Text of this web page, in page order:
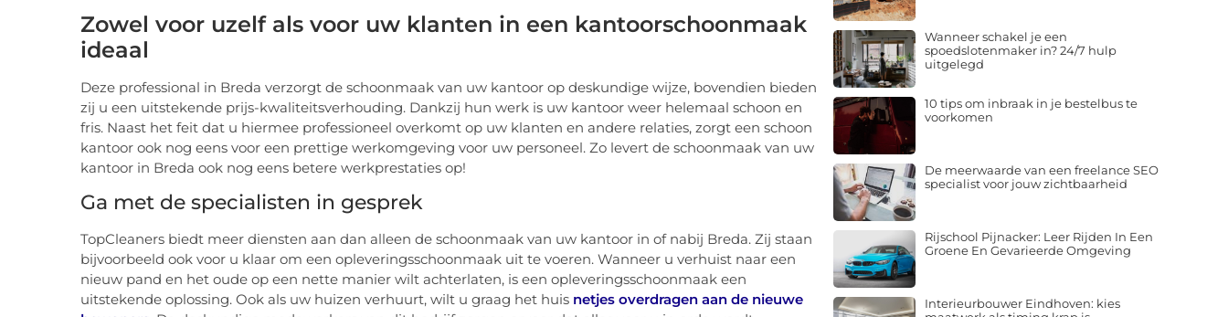
Zowel voor uzelf als voor uw klanten in een kantoorschoonmaak
ideaal
Deze professional in Breda verzorgt de schoonmaak van uw kantoor op deskundige wijze, bovendien bieden
zij u een uitstekende prijs-kwaliteitsverhouding. Dankzij hun werk is uw kantoor weer helemaal schoon en
fris. Naast het feit dat u hiermee professioneel overkomt op uw klanten en andere relaties, zorgt een schoon
kantoor ook nog eens voor een prettige werkomgeving voor uw personeel. Zo levert de schoonmaak van uw
kantoor in Breda ook nog eens betere werkprestaties op!
Ga met de specialisten in gesprek
TopCleaners biedt meer diensten aan dan alleen de schoonmaak van uw kantoor in of nabij Breda. Zij staan
bijvoorbeeld ook voor u klaar om een opleveringsschoonmaak uit te voeren. Wanneer u verhuist naar een
nieuw pand en het oude op een nette manier wilt achterlaten, is een opleveringsschoonmaak een
uitstekende oplossing. Ook als uw huizen verhuurt, wilt u graag het huis netjes overdragen aan de nieuwe
Wanneer schakel je een
spoedslotenmaker in? 24/7 hulp
uitgelegd
10 tips om inbraak in je bestelbus te
voorkomen
De meerwaarde van een freelance SEO
specialist voor jouw zichtbaarheid
Rijschool Pijnacker: Leer Rijden In Een
Groene En Gevarieerde Omgeving
Interieurbouwer Eindhoven: kies